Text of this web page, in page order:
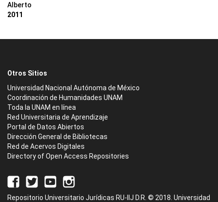
Alberto
2011
Otros Sitios
Universidad Nacional Autónoma de México
Coordinación de Humanidades UNAM
Toda la UNAM en línea
Red Universitaria de Aprendizaje
Portal de Datos Abiertos
Dirección General de Bibliotecas
Red de Acervos Digitales
Directory of Open Access Repositories
Repositorio Universitario Jurídicas RU-IIJ D.R. © 2018. Universidad